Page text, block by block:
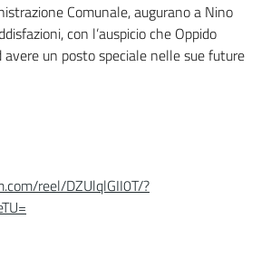
Comunale, augurano a Nino
con l’auspicio che Oppido
un posto speciale nelle sue future
reel/DZUlqlGII0T/?